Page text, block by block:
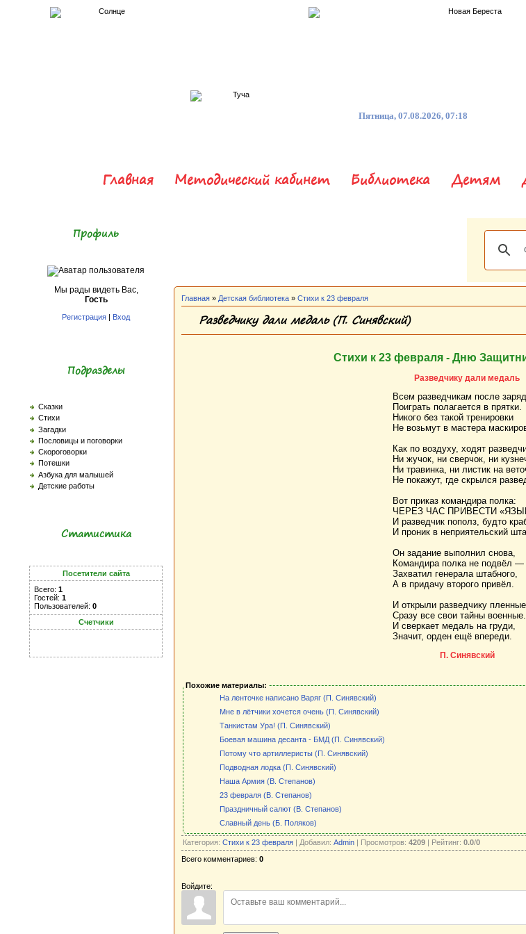
Пятница, 07.08.2026, 07:18
Главная Методический кабинет Библиотека Детям
Профиль
Мы рады видеть Вас,
Гость
Регистрация | Вход
Подразделы
Сказки
Стихи
Загадки
Пословицы и поговорки
Скороговорки
Потешки
Азбука для малышей
Детские работы
Статистика
Посетители сайта
Всего: 1
Гостей: 1
Пользователей: 0
Счетчики
Главная » Детская библиотека » Стихи к 23 февраля
Разведчику дали медаль (П. Синявский)
Стихи к 23 февраля - Дню
Разведчику дали медаль
Всем разведчикам после
Поиграть полагается в прятки.
Никого без такой тренировки
Не возьмут в мастера
Как по воздуху, ходят
Ни жучок, ни сверчок, ни
Ни травинка, ни листик на
Не покажут, где скрылся
Вот приказ командира полка:
ЧЕРЕЗ ЧАС ПРИВЕСТИ
И разведчик пополз, будто
И проник в неприятельский
Он задание выполнил снова,
Командира полка не подвёл —
Захватил генерала штабного,
А в придачу второго привёл.
И открыли разведчику пленные
Сразу все свои тайны военные.
И сверкает медаль на груди,
Значит, орден ещё впереди.
П. Синявский
Похожие материалы:
На ленточке написано Варяг (П. Синявский)
Мне в лётчики хочется очень (П. Синявский)
Танкистам Ура! (П. Синявский)
Боевая машина десанта - БМД (П. Синявский)
Потому что артиллеристы (П. Синявский)
Подводная лодка (П. Синявский)
Наша Армия (В. Степанов)
23 февраля (В. Степанов)
Праздничный салют (В. Степанов)
Славный день (Б. Поляков)
Категория: Стихи к 23 февраля | Добавил: Admin | Просмотров: 4209 | Рейтинг: 0.0/0
Всего комментариев: 0
Войдите: